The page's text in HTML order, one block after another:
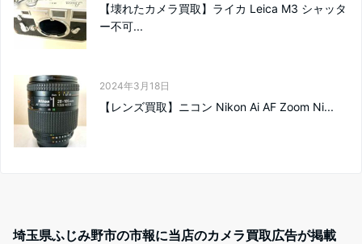
【壊れたカメラ買取】ライカ Leica M3 シャッタ
ー不可...
2024年3月18日
【レンズ買取】ニコン Nikon Ai AF Zoom Ni...
埼玉県ふじみ野市の市報に当店のカメラ買取広告が掲載